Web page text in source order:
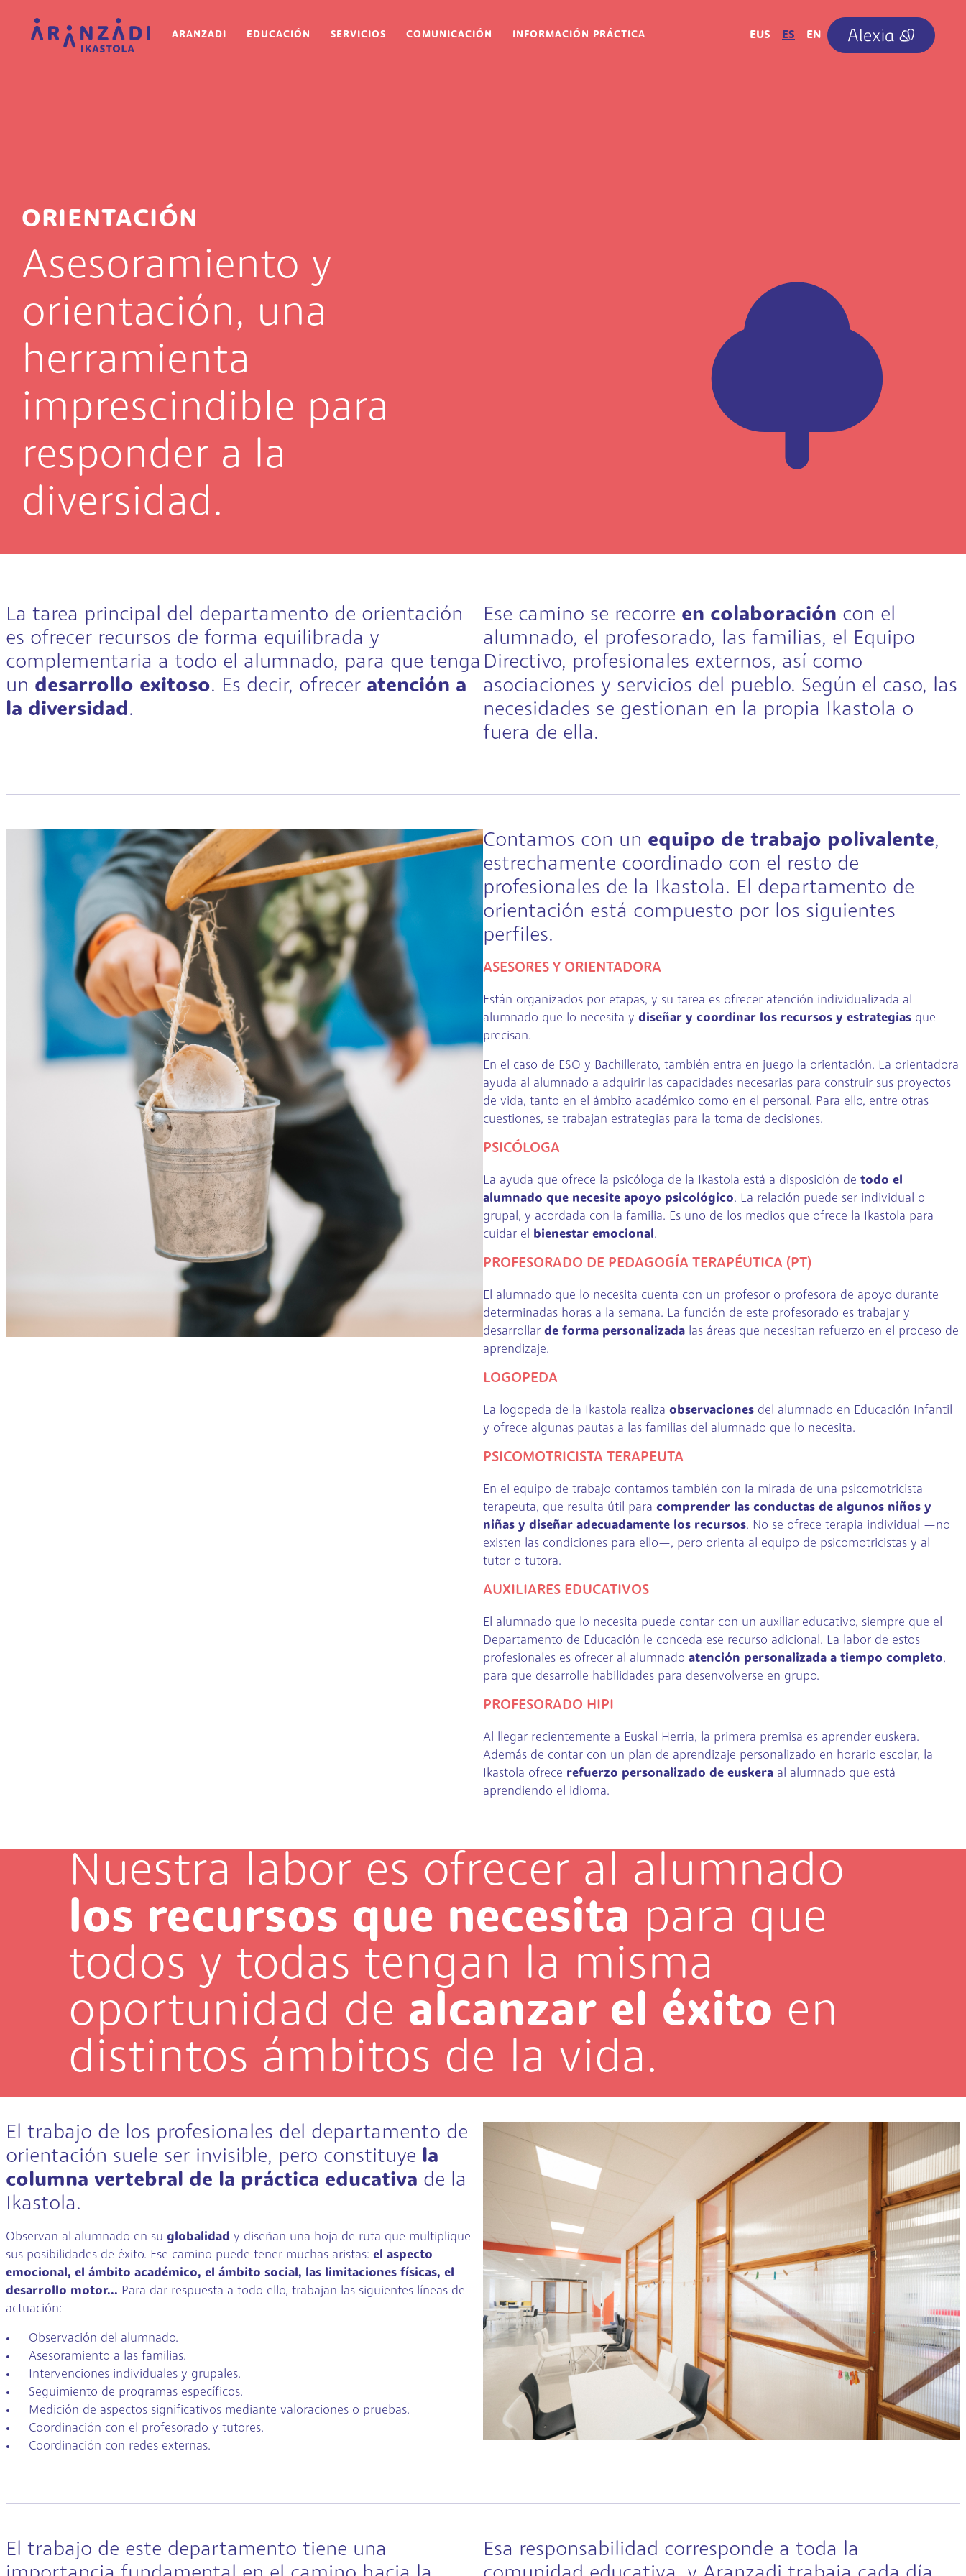
EUS ES EN IRUDIA
Main navigation
ARANZADI EDUCACIÓN SERVICIOS COMUNICACIÓN INFORMACIÓN PRÁCTICA
ORIENTACIÓN
Asesoramiento y
orientación, una
herramienta
imprescindible para
responder a la
diversidad.
La tarea principal del departamento de orientación
es ofrecer recursos de forma equilibrada y
complementaria a todo el alumnado, para que tenga
un desarrollo exitoso. Es decir, ofrecer atención a
la diversidad.
Ese camino se recorre en colaboración con el
alumnado, el profesorado, las familias, el Equipo
Directivo, profesionales externos, así como
asociaciones y servicios del pueblo. Según el caso, las
necesidades se gestionan en la propia Ikastola o
fuera de ella.
Contamos con un equipo de trabajo polivalente,
estrechamente coordinado con el resto de
profesionales de la Ikastola. El departamento de
orientación está compuesto por los siguientes
perfiles.
ASESORES Y ORIENTADORA
Están organizados por etapas, y su tarea es ofrecer atención individualizada al
alumnado que lo necesita y diseñar y coordinar los recursos y estrategias que
precisan.
En el caso de ESO y Bachillerato, también entra en juego la orientación. La orientadora
ayuda al alumnado a adquirir las capacidades necesarias para construir sus proyectos
de vida, tanto en el ámbito académico como en el personal. Para ello, entre otras
cuestiones, se trabajan estrategias para la toma de decisiones.
PSICÓLOGA
La ayuda que ofrece la psicóloga de la Ikastola está a disposición de todo el
alumnado que necesite apoyo psicológico. La relación puede ser individual o
grupal, y acordada con la familia. Es uno de los medios que ofrece la Ikastola para
cuidar el bienestar emocional.
PROFESORADO DE PEDAGOGÍA TERAPÉUTICA (PT)
El alumnado que lo necesita cuenta con un profesor o profesora de apoyo durante
determinadas horas a la semana. La función de este profesorado es trabajar y
desarrollar de forma personalizada las áreas que necesitan refuerzo en el proceso de
aprendizaje.
LOGOPEDA
La logopeda de la Ikastola realiza observaciones del alumnado en Educación Infantil
y ofrece algunas pautas a las familias del alumnado que lo necesita.
PSICOMOTRICISTA TERAPEUTA
En el equipo de trabajo contamos también con la mirada de una psicomotricista
terapeuta, que resulta útil para comprender las conductas de algunos niños y
niñas y diseñar adecuadamente los recursos. No se ofrece terapia individual —no
existen las condiciones para ello—, pero orienta al equipo de psicomotricistas y al
tutor o tutora.
AUXILIARES EDUCATIVOS
El alumnado que lo necesita puede contar con un auxiliar educativo, siempre que el
Departamento de Educación le conceda ese recurso adicional. La labor de estos
profesionales es ofrecer al alumnado atención personalizada a tiempo completo,
para que desarrolle habilidades para desenvolverse en grupo.
PROFESORADO HIPI
Al llegar recientemente a Euskal Herria, la primera premisa es aprender euskera.
Además de contar con un plan de aprendizaje personalizado en horario escolar, la
Ikastola ofrece refuerzo personalizado de euskera al alumnado que está
aprendiendo el idioma.
Nuestra labor es ofrecer al alumnado
los recursos que necesita para que
todos y todas tengan la misma
oportunidad de alcanzar el éxito en
distintos ámbitos de la vida.
El trabajo de los profesionales del departamento de
orientación suele ser invisible, pero constituye la
columna vertebral de la práctica educativa de la
Ikastola.
Observan al alumnado en su globalidad y diseñan una hoja de ruta que multiplique
sus posibilidades de éxito. Ese camino puede tener muchas aristas: el aspecto
emocional, el ámbito académico, el ámbito social, las limitaciones físicas, el
desarrollo motor... Para dar respuesta a todo ello, trabajan las siguientes líneas de
actuación:
Observación del alumnado.
Asesoramiento a las familias.
Intervenciones individuales y grupales.
Seguimiento de programas específicos.
Medición de aspectos significativos mediante valoraciones o pruebas.
Coordinación con el profesorado y tutores.
Coordinación con redes externas.
El trabajo de este departamento tiene una
Esa responsabilidad corresponde a toda la